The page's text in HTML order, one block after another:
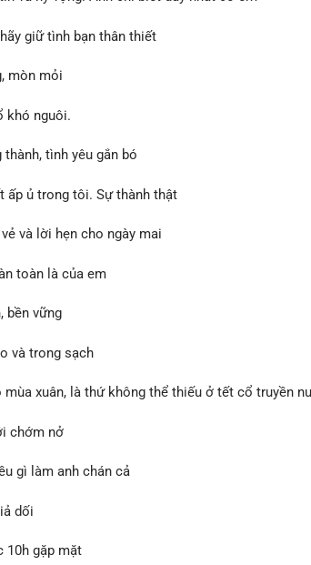
giữ tình bạn thân thiết
mòn mỏi
khó nguôi.
tình yêu gắn bó
ấp ủ trong tôi. Sự thành thật
và lời hẹn cho ngày mai
toàn là của em
bền vững
và trong sạch
xuân, là thứ không thể thiếu ở tết cổ truyền
chớm nở
gì làm anh chán cả
dối
10h gặp mặt